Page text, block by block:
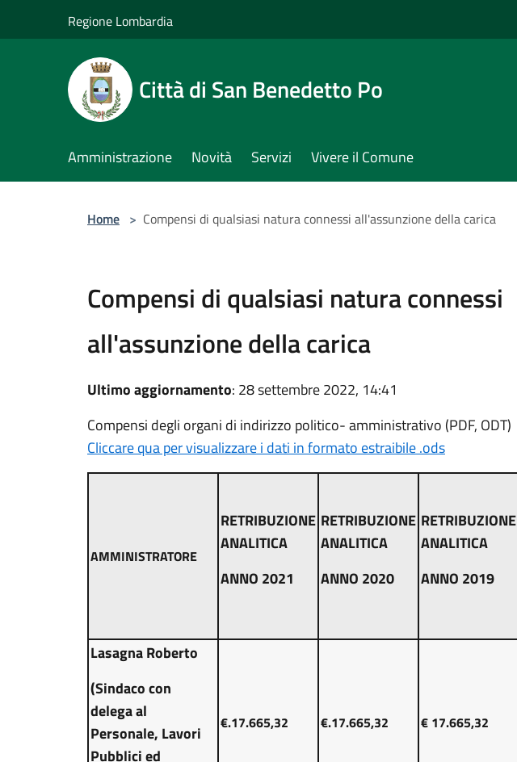
Regione Lombardia
Città di San Benedetto Po
Amministrazione Novità Servizi Vivere il Comune
Home > Compensi di qualsiasi natura connessi all'assunzione della carica
Compensi di qualsiasi natura connessi
all'assunzione della carica
Ultimo aggiornamento: 28 settembre 2022, 14:41
Compensi degli organi di indirizzo politico- amministrativo (PDF, ODT)
Cliccare qua per visualizzare i dati in formato estraibile .ods
AMMINISTRATORE
RETRIBUZIONE
ANALITICA
ANNO 2021
RETRIBUZIONE
ANALITICA
ANNO 2020
RETRIBUZIONE
ANALITICA
ANNO 2019
Lasagna Roberto
(Sindaco con
delega al
Personale, Lavori
Pubblici ed
€.17.665,32 €.17.665,32 € 17.665,32